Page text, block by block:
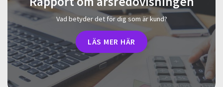
Vad betyder det för dig som är kund?
LÄS MER HÄR